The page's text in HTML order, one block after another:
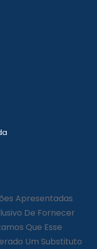
Apresentadas
De Fornecer
Que Esse
Um Substituto